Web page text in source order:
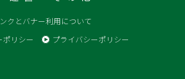
クとバナー利用について
ポリシー
プライバシーポリシー